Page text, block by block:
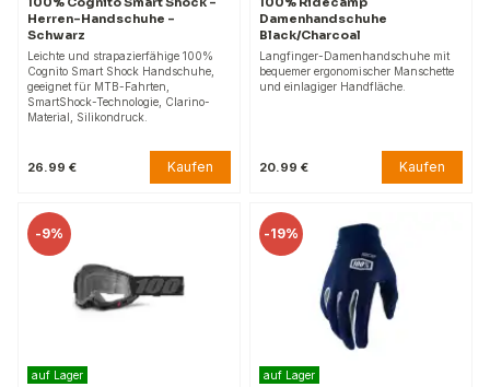
Herren-Handschuhe –
Schwarz
Leichte und strapazierfähige 100%
Cognito Smart Shock Handschuhe,
geeignet für MTB-Fahrten,
SmartShock-Technologie, Clarino-
Material, Silikondruck.
26.99 € Kaufen
Damenhandschuhe
Black/Charcoal
Langfinger-Damenhandschuhe mit
bequemer ergonomischer Manschette
und einlagiger Handfläche.
20.99 € Kaufen
-9%
auf Lager
-19%
auf Lager